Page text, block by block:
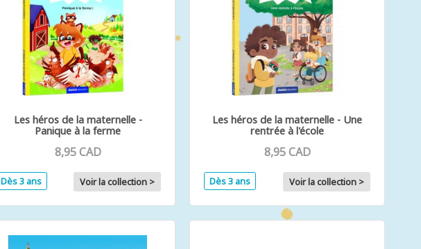
Les héros de la maternelle -
Panique à la ferme
8,95 CAD
Dès 3 ans Voir la collection >
Les héros de la maternelle - Une
rentrée à l'école
8,95 CAD
Dès 3 ans Voir la collection >